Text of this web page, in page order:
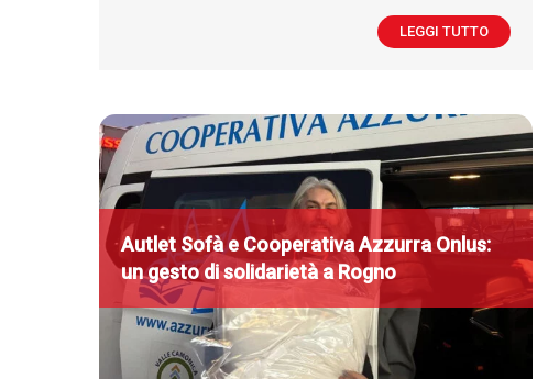
LEGGI TUTTO
Autlet Sofà e Cooperativa Azzurra Onlus:
un gesto di solidarietà a Rogno